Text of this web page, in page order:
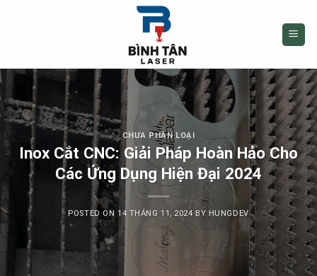
CHƯA PHÂN LOẠI
Inox Cắt CNC: Giải Pháp Hoàn Hảo Cho
Các Ứng Dụng Hiện Đại 2024
POSTED ON 14 THÁNG 11, 2024 BY HUNGDEV